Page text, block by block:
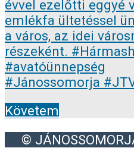
Követem
©